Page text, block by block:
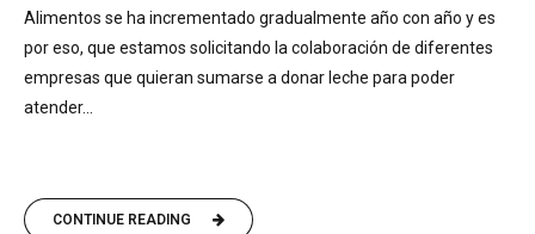
Alimentos se ha incrementado gradualmente año con año y es
por eso, que estamos solicitando la colaboración de diferentes
empresas que quieran sumarse a donar leche para poder
atender...
CONTINUE READING